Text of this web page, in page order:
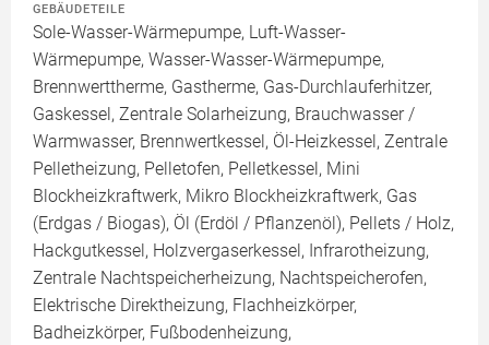
GEBÄUDETEILE
Sole-Wasser-Wärmepumpe, Luft-Wasser-
Wärmepumpe, Wasser-Wasser-Wärmepumpe,
Brennwerttherme, Gastherme, Gas-Durchlauferhitzer,
Gaskessel, Zentrale Solarheizung, Brauchwasser /
Warmwasser, Brennwertkessel, Öl-Heizkessel, Zentrale
Pelletheizung, Pelletofen, Pelletkessel, Mini
Blockheizkraftwerk, Mikro Blockheizkraftwerk, Gas
(Erdgas / Biogas), Öl (Erdöl / Pflanzenöl), Pellets / Holz,
Hackgutkessel, Holzvergaserkessel, Infrarotheizung,
Zentrale Nachtspeicherheizung, Nachtspeicherofen,
Elektrische Direktheizung, Flachheizkörper,
Badheizkörper, Fußbodenheizung,